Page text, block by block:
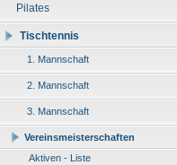
Pilates
Tischtennis
1. Mannschaft
2. Mannschaft
3. Mannschaft
Vereinsmeisterschaften
Aktiven - Liste